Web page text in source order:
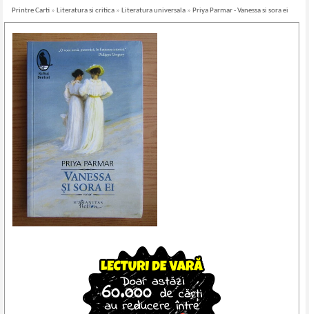
Printre Carti » Literatura si critica » Literatura universala » Priya Parmar - Vanessa si sora ei